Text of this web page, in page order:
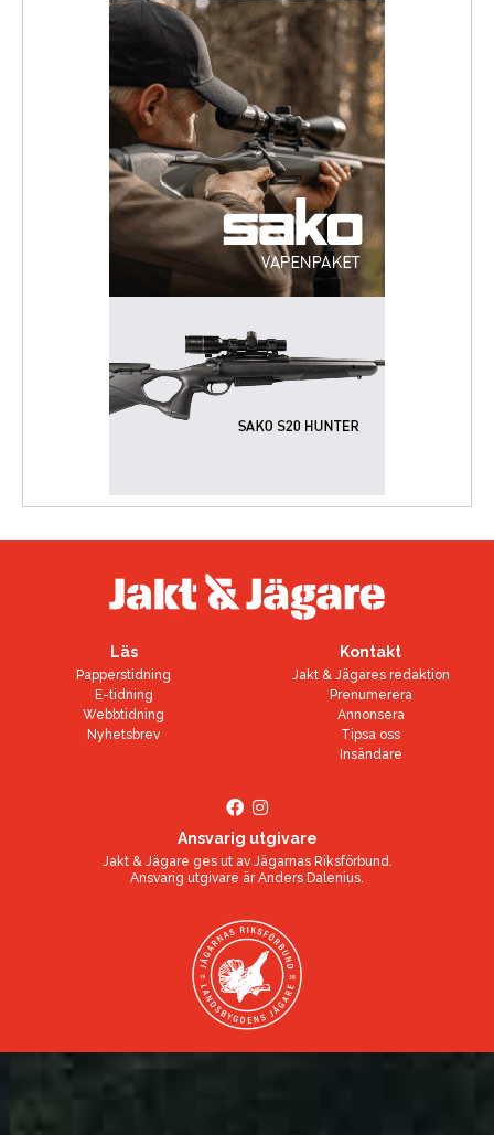
Läs
Papperstidning
E-tidning
Webbtidning
Nyhetsbrev
Kontakt
Jakt & Jägares redaktion
Prenumerera
Annonsera
Tipsa oss
Insändare
Ansvarig utgivare
Jakt & Jägare ges ut av Jägarnas Riksförbund.
Ansvarig utgivare ärAnders Dalenius.